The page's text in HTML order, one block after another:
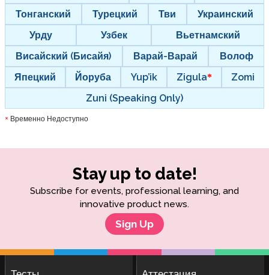
Тонганский
Турецкий Тви
Украинский
Урду
Узбек
Вьетнамский
Висайский (Бисайя)
Варай-Варай
Волоф
Япецкий
Йоруба Yup’ik Zigula
Zomi
Zuni (Speaking Only)
* Временно Недоступно
Stay up to date!
Subscribe for events, professional learning, and
innovative product news.
Sign Up